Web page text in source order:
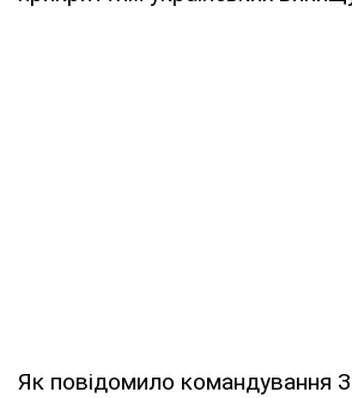
Як повідомило командування